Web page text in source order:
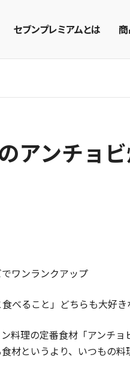
セブンプレミアムとは
アンチョ
ワンランクアップ
べること」どちらも大好き
料理の定番食材「アンチ
材というより、いつもの